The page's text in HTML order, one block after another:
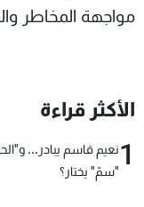
مواجهة المخاطر
الأكثر قراءة
1نعيم قاسم يبادر...
"سمّ" يختار؟